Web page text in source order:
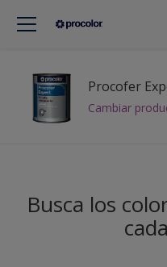
Cambiar
Busca los